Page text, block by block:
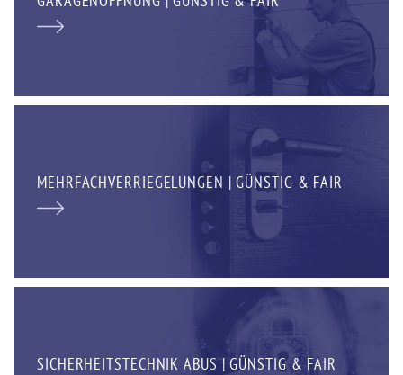
MEHRFACHVERRIEGELUNGEN | GÜNSTIG & FAIR
SICHERHEITSTECHNIK ABUS | GÜNSTIG & FAIR